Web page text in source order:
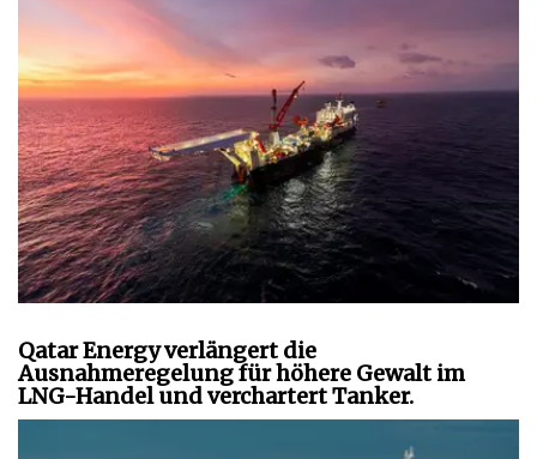
Qatar Energy verlängert die
Ausnahmeregelung für höhere Gewalt im
LNG-Handel und verchartert Tanker.